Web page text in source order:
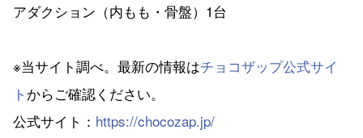
アダクション（内もも・骨盤）1台
※当サイト調べ。最新の情報はチョコザップ公式サイ
ト からご確認ください。
公式サイト： https://chocozap.jp/